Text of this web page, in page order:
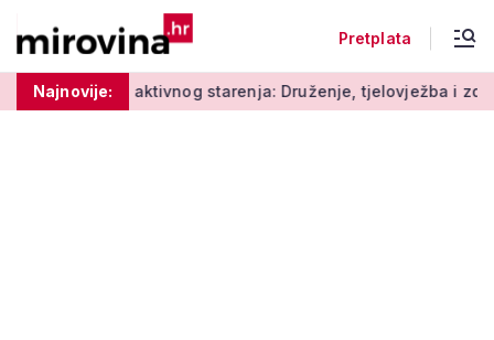
Pretplata
Najnovije:
Radionice aktivnog starenja: Druženje, tjelovježba i zdrava